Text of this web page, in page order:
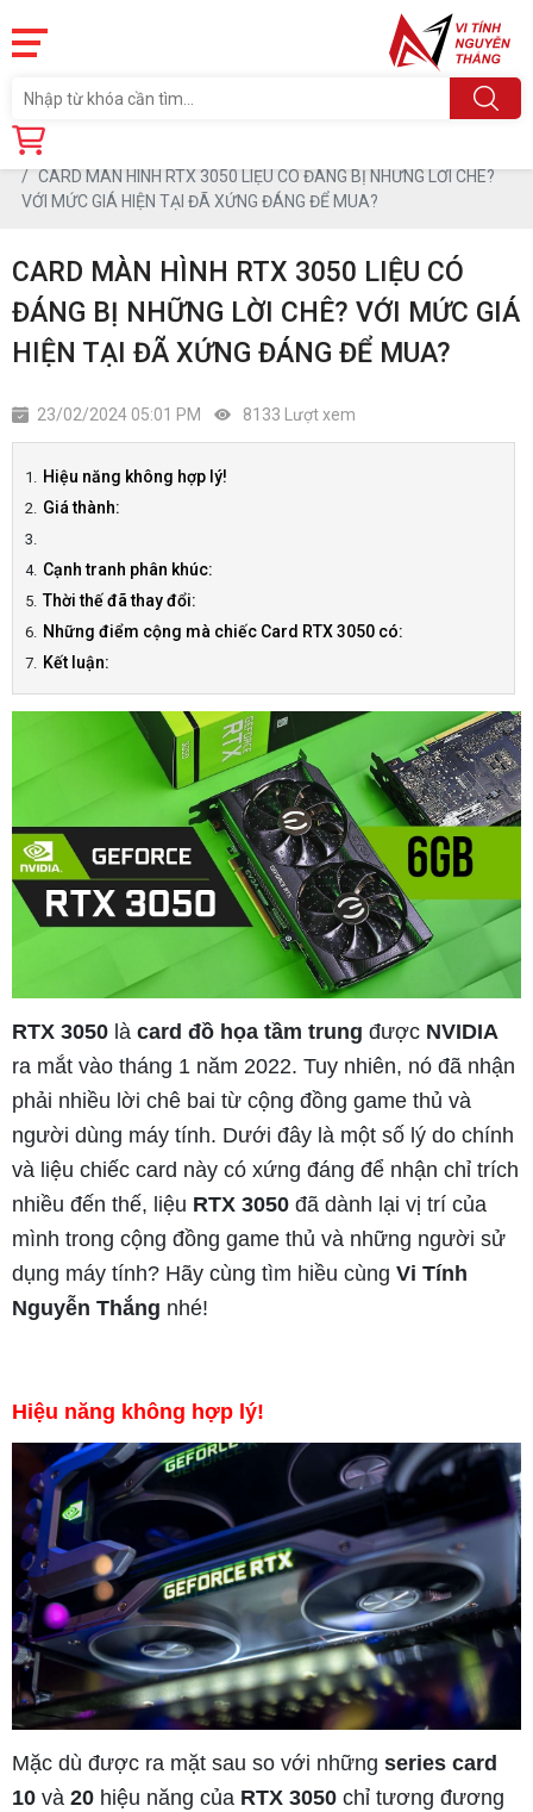
Trang chủ
CARD MÀN HÌNH RTX 3050 LIỆU CÓ ĐÁNG BỊ NHỮNG LỜI CHÊ?
VỚI MỨC GIÁ HIỆN TẠI ĐÃ XỨNG ĐÁNG ĐỂ MUA?
CARD MÀN HÌNH RTX 3050 LIỆU CÓ
ĐÁNG BỊ NHỮNG LỜI CHÊ? VỚI MỨC GIÁ
HIỆN TẠI ĐÃ XỨNG ĐÁNG ĐỂ MUA?
23/02/2024 05:01 PM 8133 Lượt xem
Hiệu năng không hợp lý!
Giá thành:
Cạnh tranh phân khúc:
Thời thế đã thay đổi:
Những điểm cộng mà chiếc Card RTX 3050 có:
Kết luận:
RTX 3050 là card đồ họa tầm trung được NVIDIA
ra mắt vào tháng 1 năm 2022. Tuy nhiên, nó đã nhận
phải nhiều lời chê bai từ cộng đồng game thủ và
người dùng máy tính. Dưới đây là một số lý do chính
và liệu chiếc card này có xứng đáng để nhận chỉ trích
nhiều đến thế, liệu RTX 3050 đã dành lại vị trí của
mình trong cộng đồng game thủ và những người sử
dụng máy tính? Hãy cùng tìm hiều cùng Vi Tính
Nguyễn Thắng nhé!
Hiệu năng không hợp lý!
Mặc dù được ra mặt sau so với những series card
10 và 20 hiệu năng của RTX 3050 chỉ tương đương